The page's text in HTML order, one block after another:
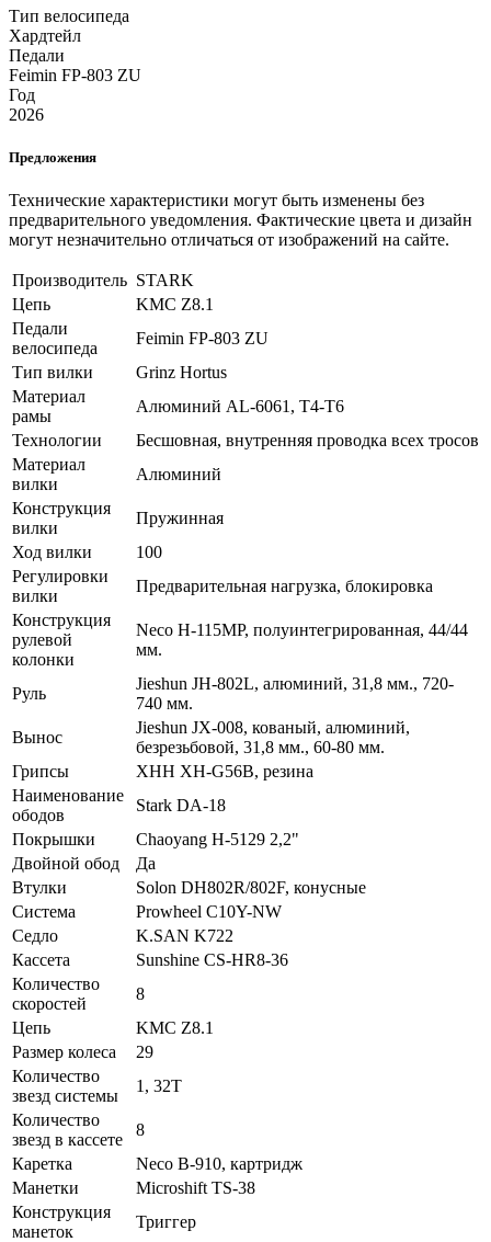
Тип велосипеда
Хардтейл
Педали
Feimin FP-803 ZU
Год
2026
Предложения
Технические характеристики могут быть изменены без
предварительного уведомления. Фактические цвета и дизайн
могут незначительно отличаться от изображений на сайте.
Производитель STARK
Цепь
KMC Z8.1
Педали
велосипеда
Feimin FP-803 ZU
Тип вилки
Grinz Hortus
Материал
рамы
Алюминий AL-6061, T4-T6
Технологии
Бесшовная, внутренняя проводка всех тросов
Материал
вилки
Алюминий
Конструкция
вилки
Пружинная
Ход вилки
100
Регулировки
вилки
Предварительная нагрузка, блокировка
Конструкция
рулевой
колонки
Neco H-115MP, полуинтегрированная, 44/44
мм.
Руль
Jieshun JH-802L, алюминий, 31,8 мм., 720-
740 мм.
Вынос
Jieshun JX-008, кованый, алюминий,
безрезьбовой, 31,8 мм., 60-80 мм.
Грипсы
XHH XH-G56B, резина
Наименование
ободов
Stark DA-18
Покрышки
Chaoyang H-5129 2,2"
Двойной обод
Да
Втулки
Solon DH802R/802F, конусные
Система
Prowheel C10Y-NW
Седло
K.SAN K722
Кассета
Sunshine CS-HR8-36
Количество
скоростей
8
Цепь
KMC Z8.1
Размер колеса
29
Количество
звезд системы
1, 32T
Количество
звезд в кассете
8
Каретка
Neco B-910, картридж
Манетки
Microshift TS-38
Конструкция
манеток
Триггер